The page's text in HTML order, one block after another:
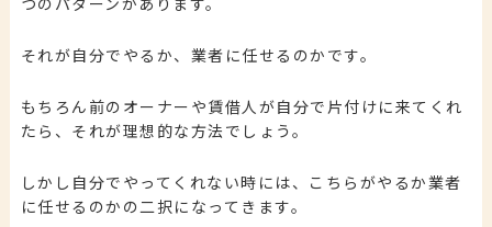
それが自分でやるか、業者に任せるのかです。
もちろん前のオーナーや賃借人が自分で片付けに来てくれ
たら、それが理想的な方法でしょう。
しかし自分でやってくれない時には、こちらがやるか業者
に任せるのかの二択になってきます。